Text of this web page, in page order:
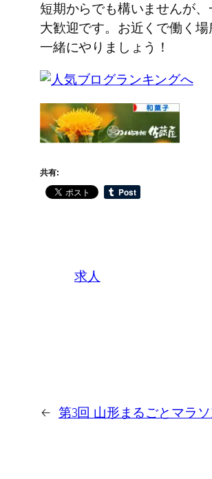
短期からでも構いませんが
大歓迎です。お近くで働く
一緒にやりましょう！
共有:
求人
← 第3回 山形まるごとマラ